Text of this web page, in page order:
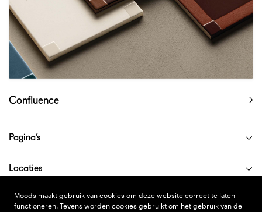
Confluence
Pagina’s
Locaties
De showroom is alleen op afspraak geopend.
Moods maakt gebruik van cookies om deze website correct te laten
functioneren. Tevens worden cookies gebruikt om het gebruik van de